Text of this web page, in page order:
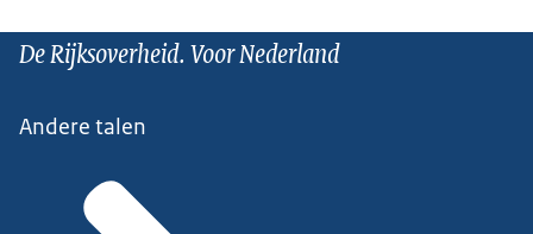
De Rijksoverheid. Voor Nederland
Andere talen